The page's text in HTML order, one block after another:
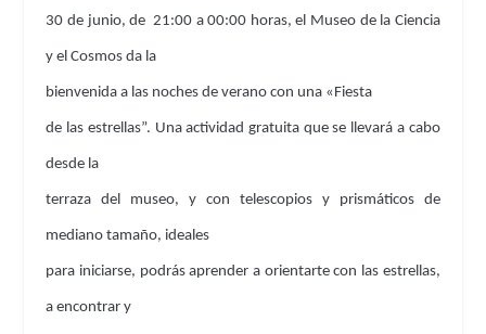
30 de junio, de 21:00 a 00:00 horas, el Museo de la Ciencia
y el Cosmos da la
bienvenida a las noches de verano con una «Fiesta
de las estrellas”. Una actividad gratuita que se llevará a cabo
desde la
terraza del museo, y con telescopios y prismáticos de
mediano tamaño, ideales
para iniciarse, podrás aprender a orientarte con las estrellas,
a encontrar y